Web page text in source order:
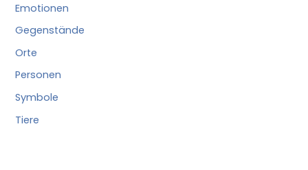
Emotionen
Gegenstände
Orte
Personen
Symbole
Tiere